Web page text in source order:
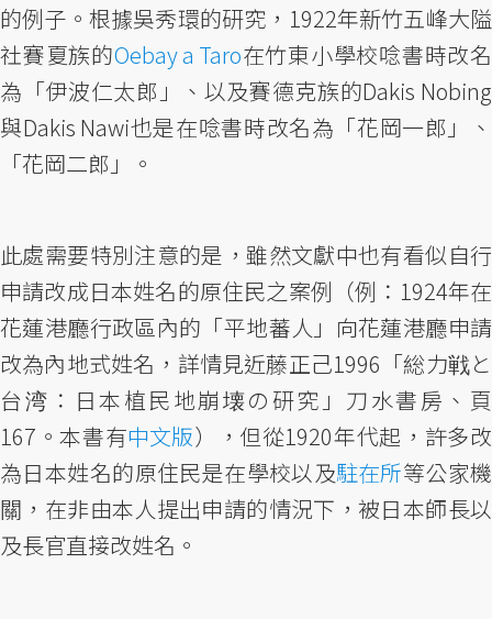
的例子。根據吳秀環的研究，1922年新竹五峰大隘
社賽夏族的Oebay a Taro在竹東小學校唸書時改名
為「伊波仁太郎」、以及賽德克族的Dakis Nobing
與Dakis Nawi也是在唸書時改名為「花岡一郎」、
「花岡二郎」。
此處需要特別注意的是，雖然文獻中也有看似自行
申請改成日本姓名的原住民之案例（例：1924年在
花蓮港廳行政區內的「平地蕃人」向花蓮港廳申請
改為內地式姓名，詳情見近藤正己1996「総力戦と
台湾：日本植民地崩壊の研究」刀水書房、頁
167。本書有中文版），但從1920年代起，許多改
為日本姓名的原住民是在學校以及駐在所等公家機
關，在非由本人提出申請的情況下，被日本師長以
及長官直接改姓名。